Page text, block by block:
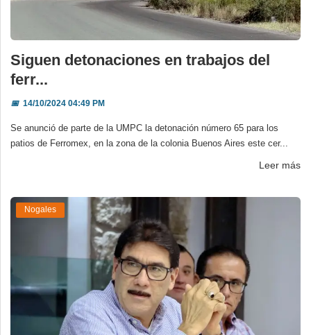
Siguen detonaciones en trabajos del
ferr...
📅14/10/2024 04:49 PM
Se anunció de parte de la UMPC la detonación número 65 para los
patios de Ferromex, en la zona de la colonia Buenos Aires este cer...
Leer más
Nogales